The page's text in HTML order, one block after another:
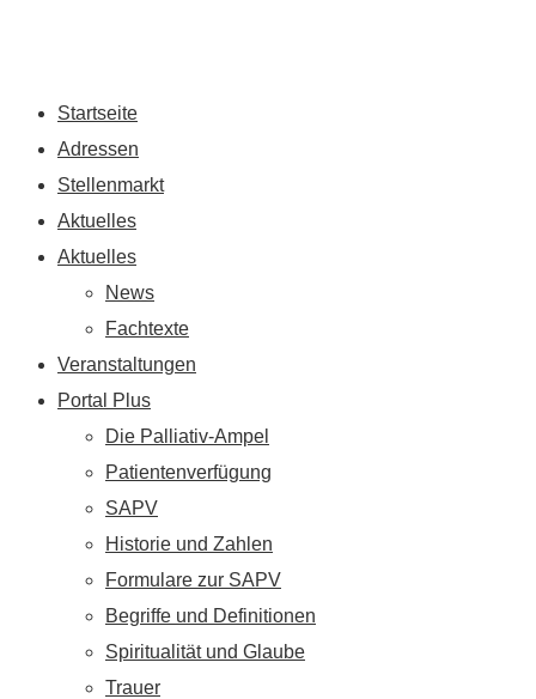
Startseite
Adressen
Stellenmarkt
Aktuelles
Aktuelles
News
Fachtexte
Veranstaltungen
Portal Plus
Die Palliativ-Ampel
Patientenverfügung
SAPV
Historie und Zahlen
Formulare zur SAPV
Begriffe und Definitionen
Spiritualität und Glaube
Trauer